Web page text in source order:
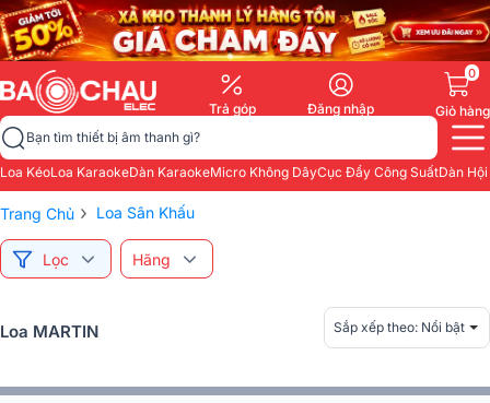
Trả góp Đăng nhập
0
Giỏ hàng
Bạn tìm thiết bị âm thanh gì?
Loa KéoLoa KaraokeDàn KaraokeMicro Không DâyCục Đẩy Công SuấtDàn
Trang Chủ › Loa Sân Khấu
Lọc Hãng
Loa MARTIN Sắp xếp theo: Nổi bật